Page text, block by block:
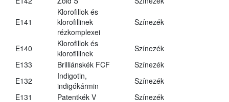
E141
Klorofillok és
klorofillinek
rézkomplexei
Színezék
E140
Klorofillok és
klorofillinek
Színezék
E133
Brilliánskék FCF
Színezék
E132
Indigotin,
indigókármin
Színezék
E131
Patentkék V Színezék